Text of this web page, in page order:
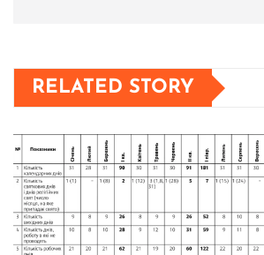
RELATED STORY